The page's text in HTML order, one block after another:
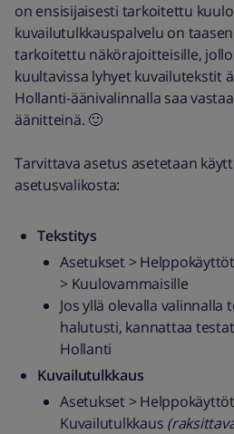
on ensisijaisesti tarkoitettu
kuvailutulkkauspalvelu on
tarkoitettu näkörajoitteisille,
kuultavissa lyhyet kuvailutekstit
Hollanti-äänivalinnalla saa
äänitteinä. 🙂
Tarvittava asetus asetetaan
asetusvalikosta:
Tekstitys
Asetukset >
> Kuulovammaisille
Jos yllä olevalla
halutusti, kannattaa
Hollanti
Kuvailutulkkaus
Asetukset >
Kuvailutulkkaus